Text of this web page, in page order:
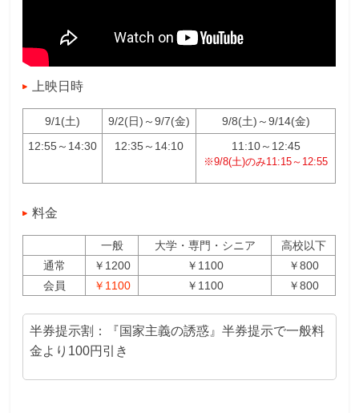
上映日時
9/1(土) 9/2(日)～9/7(金)
9/8(土)～9/14(金)
12:55～14:30
12:35～14:10 11:10～12:45
※9/8(土)のみ11:15～12:55
料金
一般 大学・専門・シニア
高校以下
通常
￥1200 ￥1100
￥800
会員
￥1100 ￥1100 ￥800
半券提示割：『国家主義の誘惑』半券提示で一般料
金より100円引き